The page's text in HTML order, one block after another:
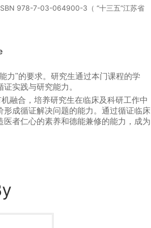
978-7-03-064900-3（ “十三五”江苏省
力"的要求。研究生通过本门课程的学
实践与研究能力。
融合，培养研究生在临床及科研工作中
成循证解决问题的能力。通过循证临床
者仁心的素养和德能兼修的能力，成为